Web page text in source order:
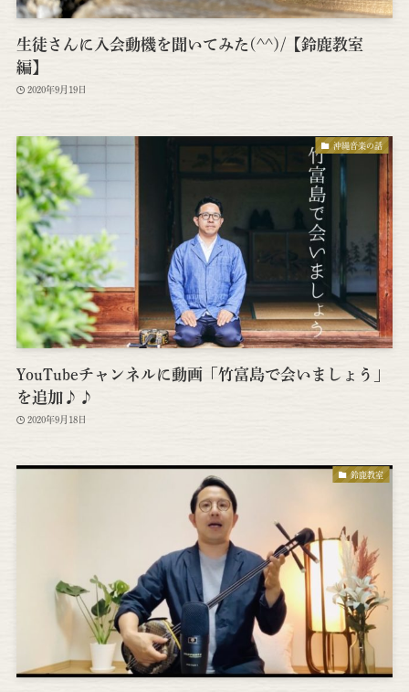
生徒さんに入会動機を聞いてみた(^^)/【鈴鹿教室
編】
2020年9月19日
沖縄音楽の話
YouTubeチャンネルに動画「竹富島で会いましょう」
を追加♪♪
2020年9月18日
鈴鹿教室